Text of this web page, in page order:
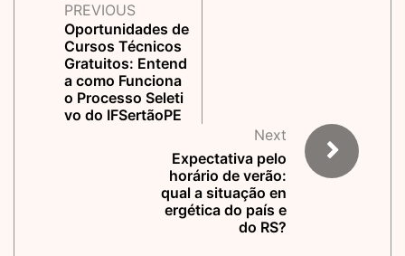
PREVIOUS
Oportunidades de
Cursos Técnicos
Gratuitos: Entend
a como Funciona
o Processo Seleti
vo do IFSertãoPE
Next
Expectativa pelo
horário de verão:
qual a situação en
ergética do país e
do RS?